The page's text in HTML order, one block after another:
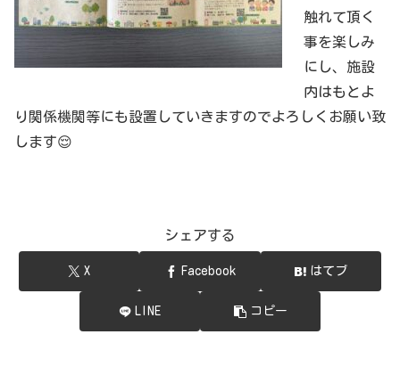
触れて頂く
事を楽しみ
にし、施設
内はもとよ
り関係機関等にも設置していきますのでよろしくお願い致
します😌
シェアする
X Facebook はてブ
LINE コピー